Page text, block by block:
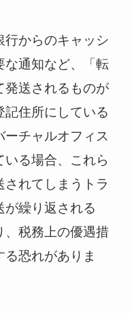
行からのキャッシ
な通知など、「転
発送されるものが
記住所にしている
チャルオフィス
る場合、これら
れてしまうトラ
が繰り返される
、税務上の優遇措
恐れがありま